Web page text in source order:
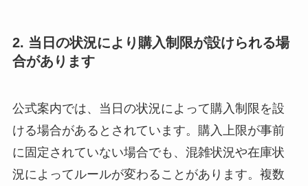
2. 当日の状況により購入制限が設けられる場
合があります
公式案内では、当日の状況によって購入制限を設
ける場合があるとされています。購入上限が事前
に固定されていない場合でも、混雑状況や在庫状
況によってルールが変わることがあります。複数